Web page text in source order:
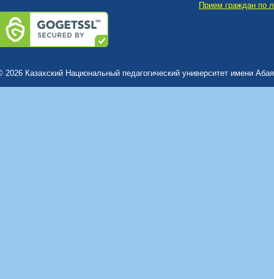
Прием граждан по
2026 Казахский Национальный педагогический университет имени Абая